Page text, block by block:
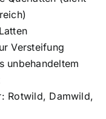
Versteifung
unbehandeltem
Rotwild, Damwild,